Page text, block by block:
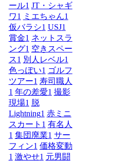
ール1 JT・シャギ
ワ1 ミエちゃん1
仮バラシ1 USJ1
賞金1 ネットスラ
ング1 空きスペー
ス1 別人レベル1
色っぽい1 ゴルフ
ツアー1 寿司職人
1 年の差愛1 撮影
現場1 脱
Lightning1 赤ミニ
スカート 1 有名人
1 集団廃業1 サー
フィン1 価格変動
1 激やせ1 元男闘